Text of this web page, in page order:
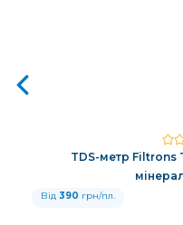
TDS-метр Filtrons
Від 390 грн/пл.